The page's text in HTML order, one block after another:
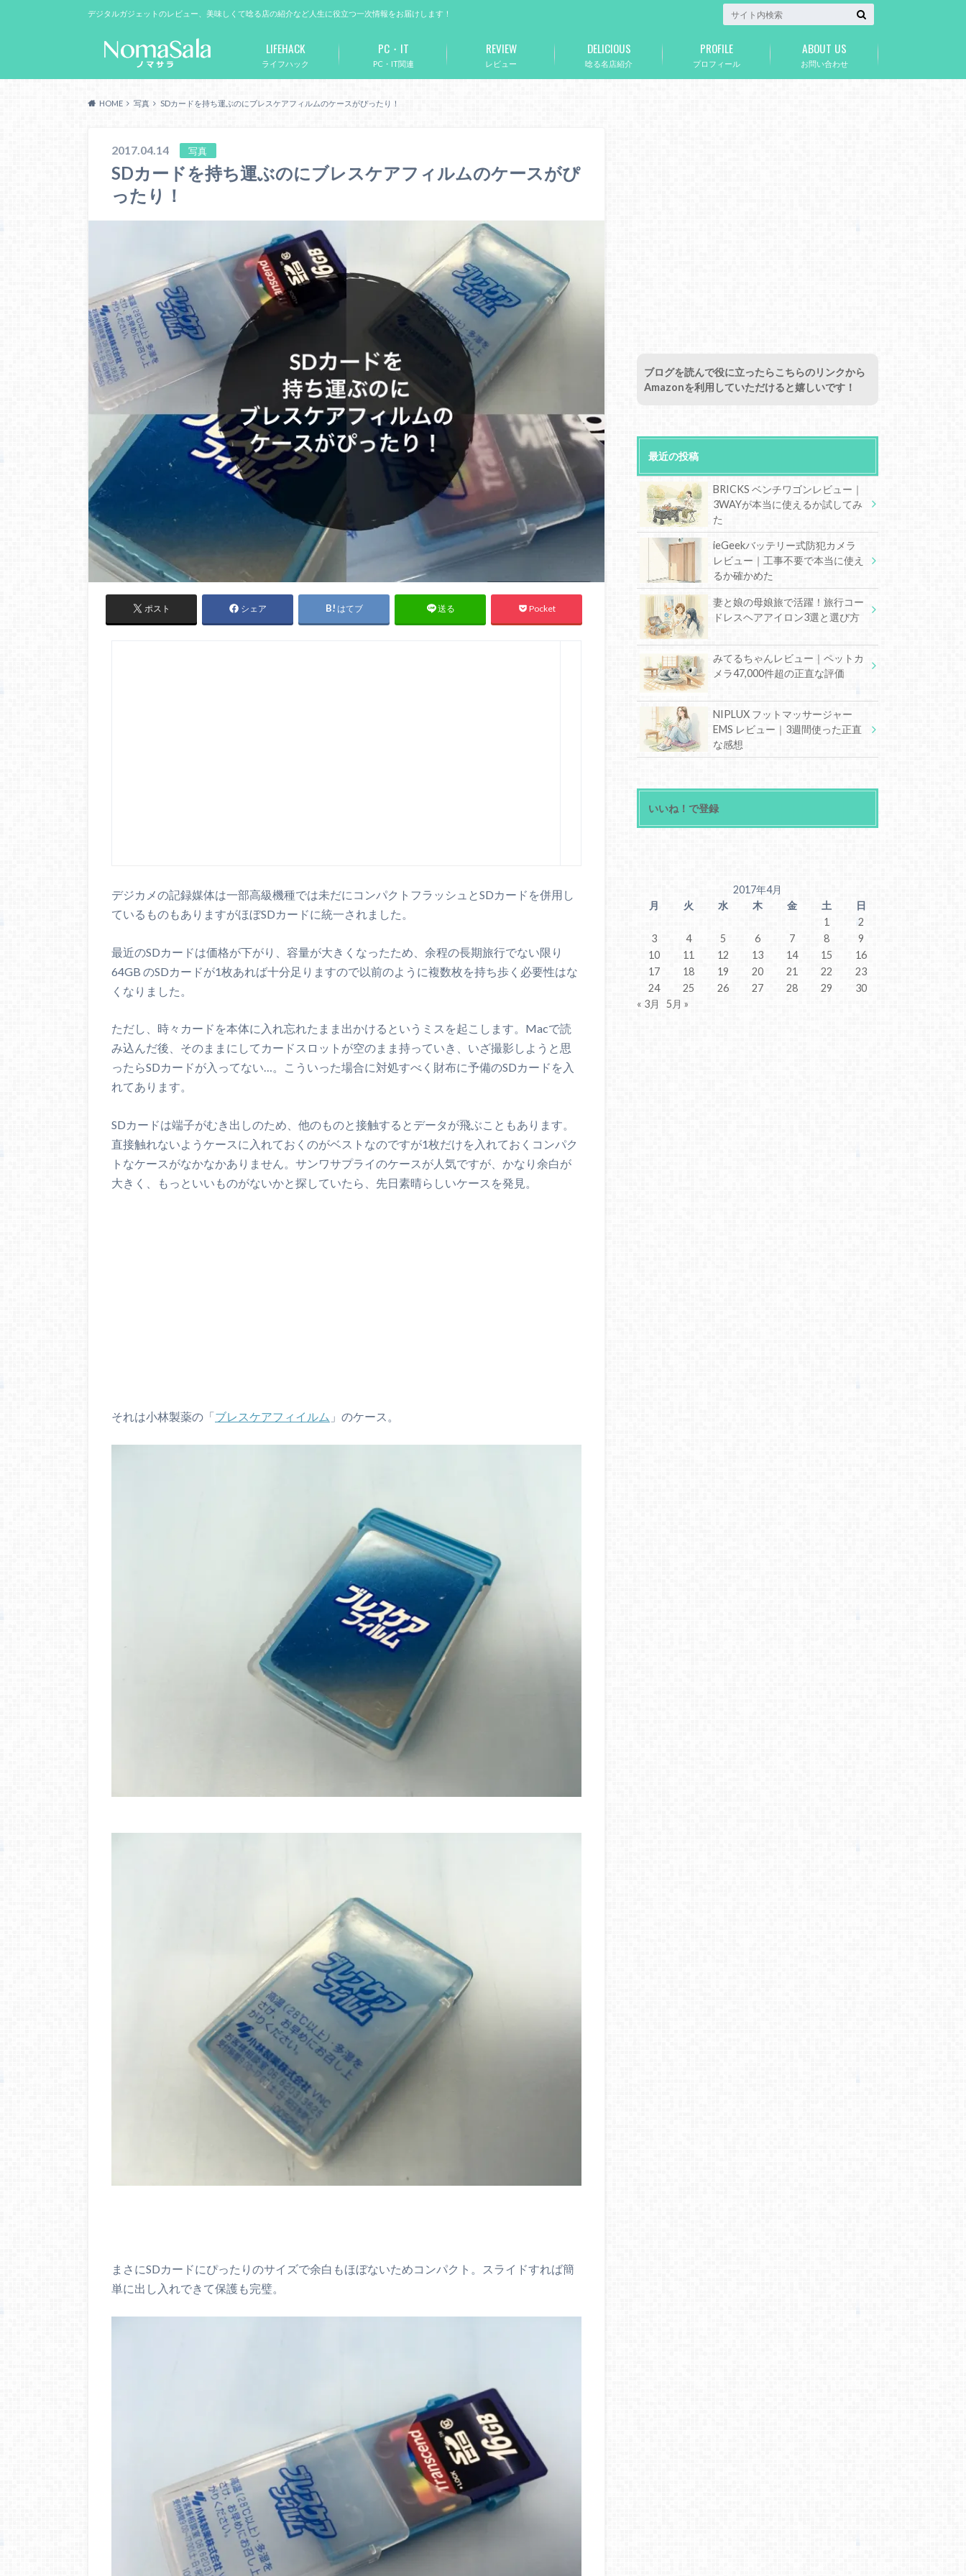
デジタルガジェットのレビュー、美味しくて唸る店の紹介など人生に役立つ一次情報をお届けします！
ライフハック
LIFEHACK
PC・IT関連
PC・IT
レビュー
REVIEW
唸る名店紹介
DELICIOUS
プロフィール
PROFILE
お問い合わせ
ABOUT US
HOME 写真 SDカードを持ち運ぶのにブレスケアフィルムのケースがぴったり！
2017.04.14 写真
SDカードを持ち運ぶのにブレスケアフィルムのケースがぴ
ったり！
ポスト シェア はてブ 送る Pocket
デジカメの記録媒体は一部高級機種では未だにコンパクトフラッシュとSDカードを併用し
ているものもありますがほぼSDカードに統一されました。
最近のSDカードは価格が下がり、容量が大きくなったため、余程の長期旅行でない限り
64GB のSDカードが1枚あれば十分足りますので以前のように複数枚を持ち歩く必要性はな
くなりました。
ただし、時々カードを本体に入れ忘れたまま出かけるというミスを起こします。Macで読
み込んだ後、そのままにしてカードスロットが空のまま持っていき、いざ撮影しようと思
ったらSDカードが入ってない…。こういった場合に対処すべく財布に予備のSDカードを入
れてあります。
SDカードは端子がむき出しのため、他のものと接触するとデータが飛ぶこともあります。
直接触れないようケースに入れておくのがベストなのですが1枚だけを入れておくコンパク
トなケースがなかなかありません。サンワサプライのケースが人気ですが、かなり余白が
大きく、もっといいものがないかと探していたら、先日素晴らしいケースを発見。
それは小林製薬の「ブレスケアフィイルム 」のケース。
まさにSDカードにぴったりのサイズで余白もほぼないためコンパクト。スライドすれば簡
単に出し入れできて保護も完璧。
ブログを読んで役に立ったらこちらのリンクから
Amazonを利用していただけると嬉しいです！
最近の投稿
BRICKS ベンチワゴンレビュー｜
3WAYが本当に使えるか試してみ
た
ieGeekバッテリー式防犯カメラ
レビュー｜工事不要で本当に使え
るか確かめた
妻と娘の母娘旅で活躍！旅行コー
ドレスヘアアイロン3選と選び方
みてるちゃんレビュー｜ペットカ
メラ47,000件超の正直な評価
NIPLUX フットマッサージャー
EMS レビュー｜3週間使った正直
な感想
いいね！で登録
2017年4月
月
火 水 木 金 土
日
1
2
3
4 5 6 7 8
9
10
11 12 13 14 15
16
17
18 19 20 21 22
23
24
25 26 27 28 29
30
« 3月
5月 »